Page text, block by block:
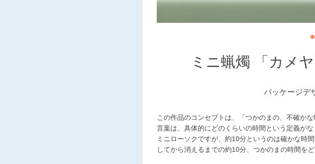
ミニ蝋燭 「カメ
パッケージデ
この作品のコンセプトは、「つかのまの、不確か
言葉は、具体的にどのくらいの時間という定義が
ミニローソクですが、約10分というのは確かな時
してから消えるまでの約10分、つかのまの時間を